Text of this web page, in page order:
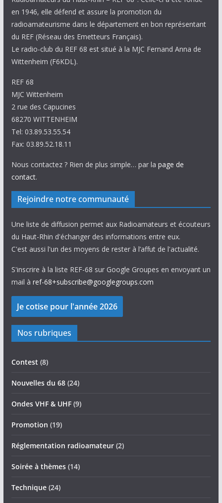
en 1946, elle défend et assure la promotion du
radioamateurisme dans le département en bon représentant
du REF (Réseau des Emetteurs Français).
Le radio-club du REF 68 est situé à la MJC Fernand Anna de
Wittenheim (F6KDL).
REF 68
MJC Wittenheim
2 rue des Capucines
68270 WITTENHEIM
Tel: 03.89.53.55.54
Fax: 03.89.52.18.11
Nous contactez ? Rien de plus simple… par la page de
contact.
Rejoindre notre communauté
Une liste de diffusion permet aux Radioamateurs et écouteurs
du Haut-Rhin d'échanger des informations entre eux.
C'est aussi l'un des moyens de rester à l’affut de l'actualité.
S'inscrire à la liste REF-68 sur Google Groupes en envoyant un
mail à ref-68+subscribe@googlegroups.com
Nos rubriques
Contest (8)
Nouvelles du 68(24)
Ondes VHF & UHF(9)
Promotion (19)
Réglementation radioamateur(2)
Soirée à thèmes(14)
Technique(24)